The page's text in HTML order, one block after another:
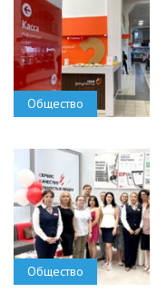
Общество
Общество